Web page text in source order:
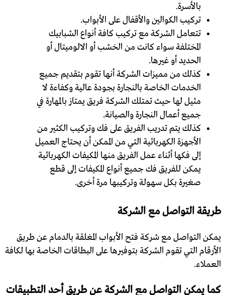
بالأسرة.
تركيب الكوالين والأقفال على الأبواب.
تتعامل الشركة مع تركيب كافة أنواع الشبابيك
المختلفة سواء كانت من الخشب أو الالوميتال أو
الحديد أو غيرها.
كذلك من مميزات الشركة أنها تقوم بتقديم جميع
الخدمات الخاصة بالنجارة بجودة عالية وكفاءة لا
مثيل لها حيث تمتلك الشركة فريق يمتاز بالمهارة في
جميع أعمال النجارة والصيانة.
كذلك يتم تدريب الفريق على فك وتركيب الكثير من
الأجهزة الكهربائية التي من الممكن أن يحتاج العميل
إلى فكها أثناء عمل الفريق منها المكيفات الكهربائية
يمكن للفريق فك جميع أنواع المكيفات إلى قطع
صغيرة بكل سهولة وتركيبها مرة أخرى.
طريقة التواصل مع الشركة
يمكن التواصل مع شركة فتح الأبواب المغلقة بالدمام عن طريق
الأرقام التي تقوم الشركة بتوفيرها على البطاقات الخاصة بها لكافة
العملاء.
كما يمكن التواصل مع الشركة عن طريق أحد التطبيقات